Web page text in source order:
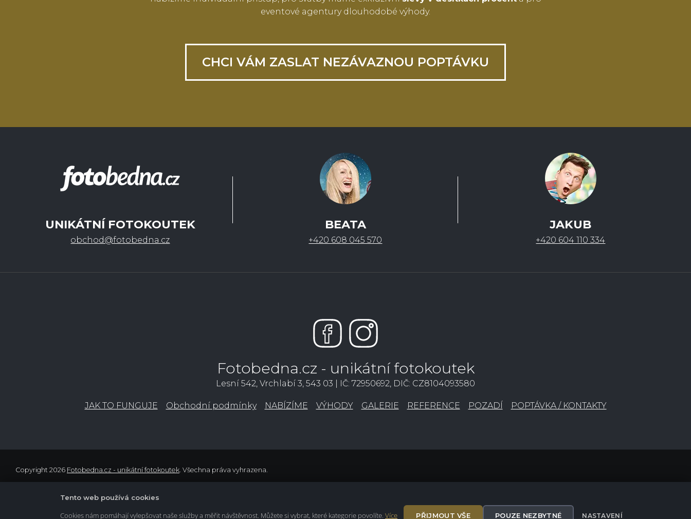
eventové agentury dlouhodobé výhody.
CHCI VÁM ZASLAT NEZÁVAZNOU POPTÁVKU
UNIKÁTNÍ FOTOKOUTEK
obchod@fotobedna.cz
BEATA
+420 608 045 570
JAKUB
+420 604 110 334
Fotobedna.cz - unikátní fotokoutek
Lesní 542, Vrchlabí 3, 543 03 | IČ: 72950692, DIČ: CZ8104093580
JAK TO FUNGUJE Obchodní podmínky NABÍZÍME VÝHODY GALERIE REFERENCE POZADÍ POPTÁVKA / KONTAKTY
Copyright 2026 Fotobedna.cz - unikátní fotokoutek. Všechna práva vyhrazena.
Tento web používá cookies
Cookies nám pomáhají vylepšovat naše služby a měřit návštěvnost. Můžete si vybrat, které kategorie povolíte. Více PŘIJMOUT VŠE POUZE NEZBYTNÉ NASTAVENÍ